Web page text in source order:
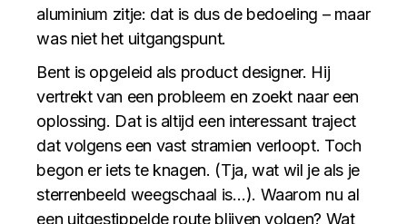
aluminium zitje: dat is dus de bedoeling – maar
was niet het uitgangspunt.
Bent is opgeleid als product designer. Hij
vertrekt van een probleem en zoekt naar een
oplossing. Dat is altijd een interessant traject
dat volgens een vast stramien verloopt. Toch
begon er iets te knagen. (Tja, wat wil je als je
sterrenbeeld weegschaal is…). Waarom nu al
een uitgestippelde route blijven volgen? Wat